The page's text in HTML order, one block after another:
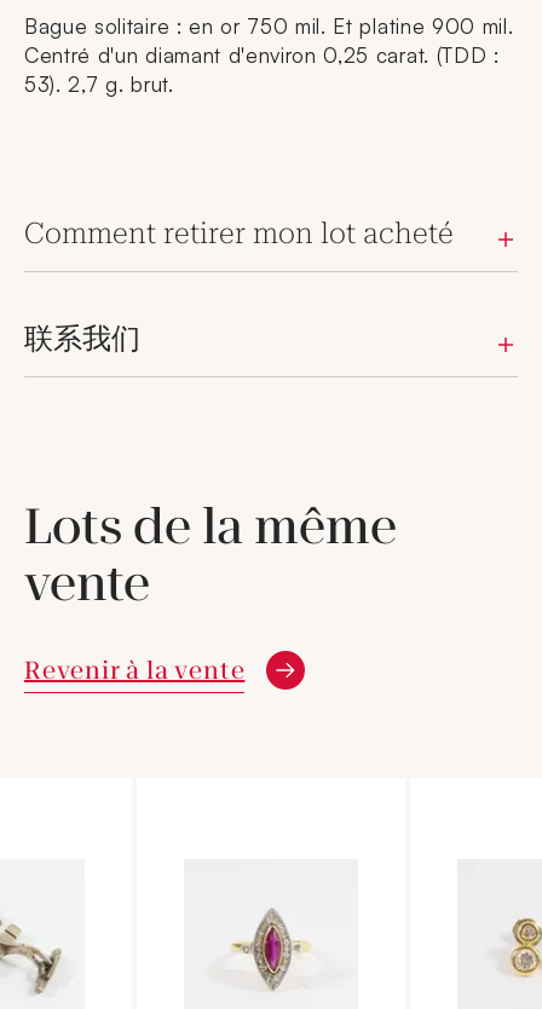
Bague solitaire : en or 750 mil. Et platine 900 mil.
Centré d'un diamant d'environ 0,25 carat. (TDD :
53). 2,7 g. brut.
Comment retirer mon lot acheté
联系我们
Lots de la même
vente
Revenir à la vente